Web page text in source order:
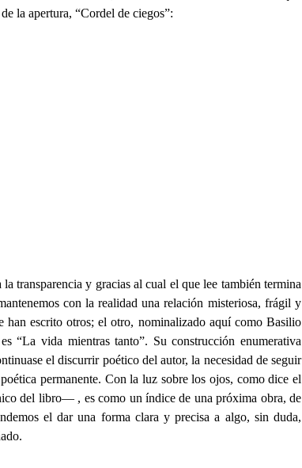
la apertura, “Cordel de ciegos”:
transparencia y gracias al cual el que lee también termina
con la realidad una relación misteriosa, frágil y
han escrito otros; el otro, nominalizado aquí como Basilio
“La vida mientras tanto”. Su construcción enumerativa
el discurrir poético del autor, la necesidad de seguir
permanente. Con la luz sobre los ojos, como dice el
del libro— , es como un índice de una próxima obra, de
el dar una forma clara y precisa a algo, sin duda,